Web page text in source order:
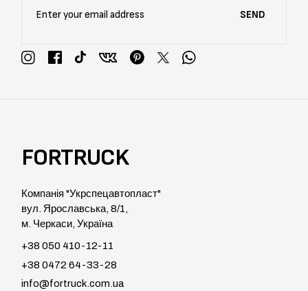
SEND
FORTRUCK
Компанія "Укрспецавтопласт"
вул. Ярославська, 8/1,
м. Черкаси, Україна
+38 050 410-12-11
+38 0472 64-33-28
info@fortruck.com.ua